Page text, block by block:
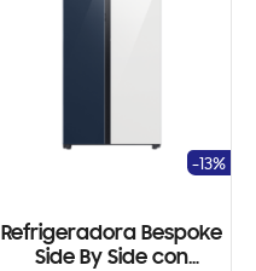
Refrigeradora Bespoke
Side By Side con
-13%